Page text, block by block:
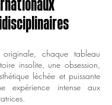
chaque tableau
insolite, une obsession,
léchée et puissante
expérience intense aux